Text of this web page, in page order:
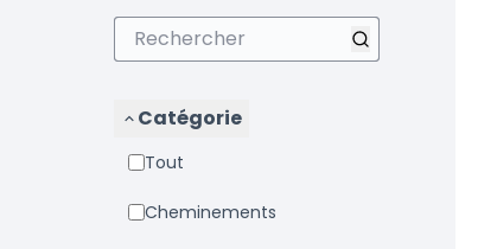
Catégorie
Tout
Cheminements